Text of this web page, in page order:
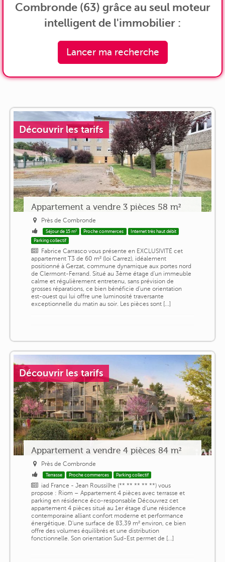
Combronde (63) grâce au seul moteur
intelligent de l'immobilier :
Lancer ma recherche
Découvrir les tarifs
Appartement a vendre 3 pièces 58 m²
Près de Combronde
Séjour de 15 m² Proche commerces
Internet très haut débit
Parking collectif
Fabrice Carrasco vous présente en EXCLUSIVITÉ cet
appartement T3 de 60 m² (loi Carrez), idéalement
positionné à Gerzat, commune dynamique aux portes nord
de Clermont-Ferrand. Situé au 3ème étage d'un immeuble
calme et régulièrement entretenu, sans prévision de
grosses réparations, ce bien bénéficie d'une orientation
est-ouest qui lui offre une luminosité traversante
exceptionnelle du matin au soir. Les pièces sont [...]
Découvrir les tarifs
Appartement a vendre 4 pièces 84 m²
Près de Combronde
Terrasse Proche commerces Parking collectif
iad France - Jean Roussilhe (** ** ** ** **) vous
propose : Riom – Appartement 4 pièces avec terrasse et
parking en résidence éco-responsable Découvrez cet
appartement 4 pièces situé au 1er étage d'une résidence
contemporaine alliant confort moderne et performance
énergétique. D'une surface de 83,39 m² environ, ce bien
offre des volumes équilibrés et une distribution
fonctionnelle. Son orientation Sud-Est permet de [...]